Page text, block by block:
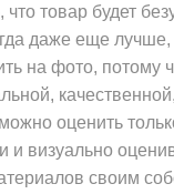
что товар будет
даже еще
на фото, потому
оценить
и визуально
своим